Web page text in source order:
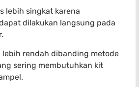
lebih singkat karena
dilakukan langsung pada
lebih rendah dibanding metode
sering membutuhkan kit